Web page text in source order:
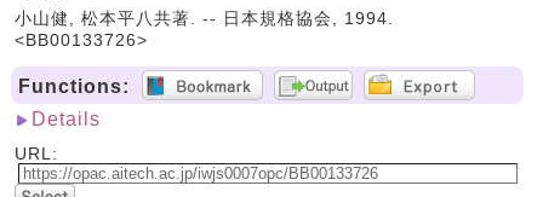
小山健, 松本平八共著. -- 日本規格協会, 1994.
<BB00133726>
Functions:
Details
URL: